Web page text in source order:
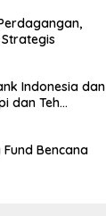
Indonesia dan
dan Teh
Bencana